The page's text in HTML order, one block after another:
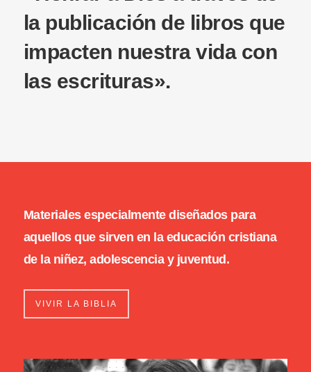
la publicación de libros que
impacten nuestra vida con
las escrituras».
Materiales especialmente diseñados para
aquellos que sirven en la educación cristiana
de la niñez, adolescencia y juventud.
VIVIR LA BIBLIA